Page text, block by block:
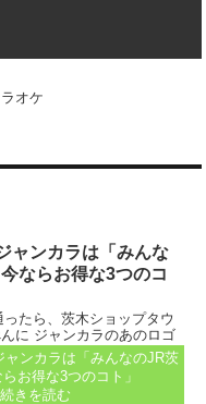
オケ
ャンカラは「みんな
ならお得な3つのコ
たら、茨木ショップタウ
に ジャンカラのあのロゴ
年に閉店したオルセーカ
プンする、ジャンカラの看
6日公開記事の場所...
ャンカラは「みんなのJR茨
お得な3つのコト」
きを読む